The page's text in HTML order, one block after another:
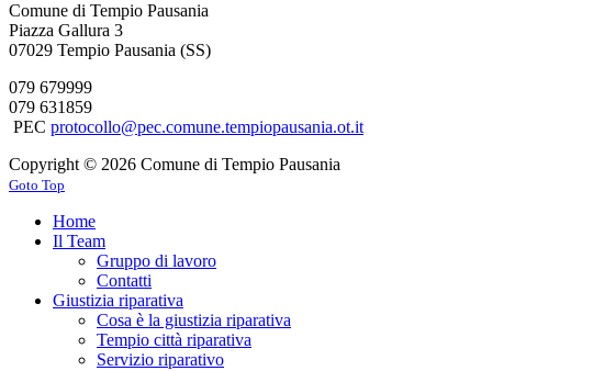
Comune di Tempio Pausania
Piazza Gallura 3
07029 Tempio Pausania (SS)
079 679999
079 631859
PEC protocollo@pec.comune.tempiopausania.ot.it
Copyright © 2026 Comune di Tempio Pausania
Goto Top
Home
Il Team
Gruppo di lavoro
Contatti
Giustizia riparativa
Cosa è la giustizia riparativa
Tempio città riparativa
Servizio riparativo